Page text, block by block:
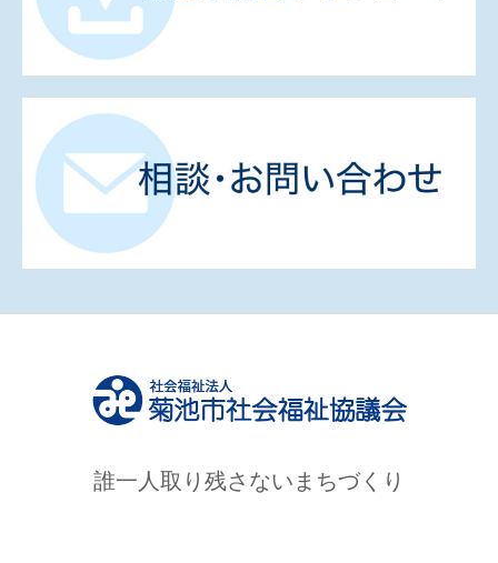
誰一人取り残さないまちづくり